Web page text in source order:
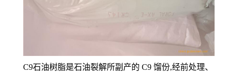
C9石油树脂是石油裂解所副产的 C9 馏份,经前处理、